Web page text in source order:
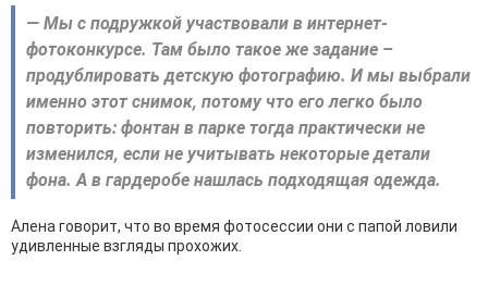
— Мы с подружкой участвовали в интернет-
фотоконкурсе. Там было такое же задание –
продублировать детскую фотографию. И мы выбрали
именно этот снимок, потому что его легко было
повторить: фонтан в парке тогда практически не
изменился, если не учитывать некоторые детали
фона. А в гардеробе нашлась подходящая одежда.
Алена говорит, что во время фотосессии они с папой ловили
удивленные взгляды прохожих.